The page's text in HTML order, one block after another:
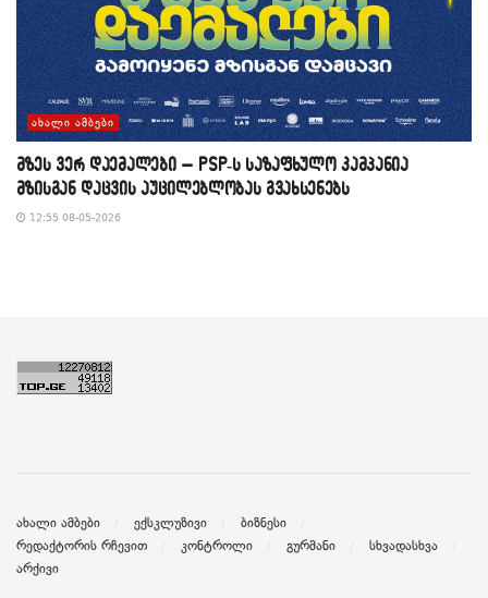
ᲐᲮᲐᲚᲘ ᲐᲛᲑᲔᲑᲘ
მზეს ვერ დაემალები – PSP-ს საზაფხულო კამპანია
მზისგან დაცვის აუცილებლობას გვახსენებს
12:55 08-05-2026
ახალი ამბები ექსკლუზივი
ბიზნესი
რედაქტორის რჩევით
კონტროლი გურმანი
სხვადასხვა
არქივი